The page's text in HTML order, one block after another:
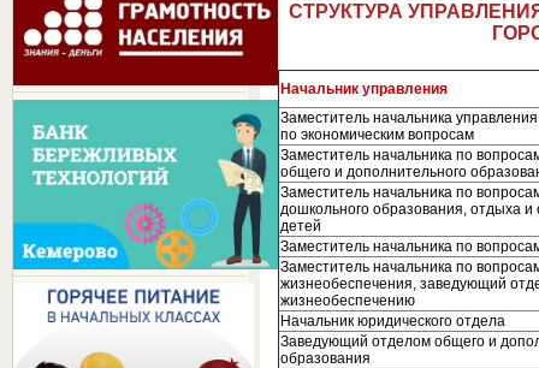
СТРУКТУРА
Начальник управления
Заместитель начальника управления
по экономическим вопросам
Заместитель начальника по
общего и дополнительного
Заместитель начальника по
дошкольного образования, отдыха и
детей
Заместитель начальника по
Заместитель начальника по
жизнеобеспечения, заведующий
жизнеобеспечению
Начальник юридического отдела
Заведующий отделом общего и
образования